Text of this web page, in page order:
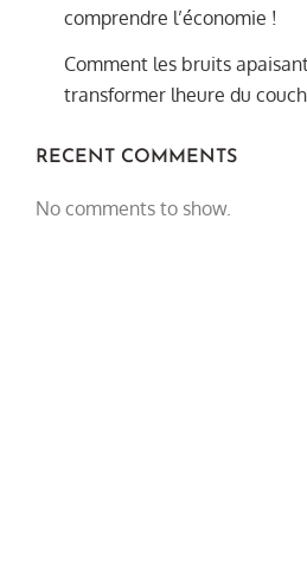
comprendre l’économie !
Comment les bruits
transformer lheure du
RECENT COMMENTS
No comments to show.